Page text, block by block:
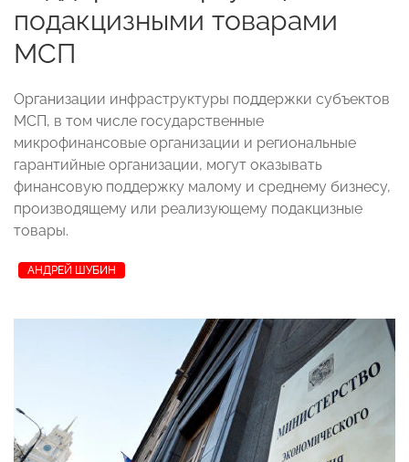
подакцизными товарами
МСП
Организации инфраструктуры поддержки субъектов
МСП, в том числе государственные
микрофинансовые организации и региональные
гарантийные организации, могут оказывать
финансовую поддержку малому и среднему бизнесу,
производящему или реализующему подакцизные
товары.
АНДРЕЙ ШУБИН